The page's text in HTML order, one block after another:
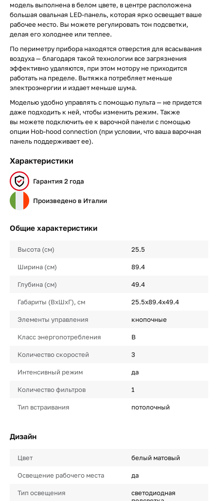
модель выполнена в белом цвете, в центре расположена
большая овальная LED-панель, которая ярко освещает ваше
рабочее место. Вы можете регулировать тон подсветки,
делая его холоднее или теплее.
По периметру прибора находятся отверстия для всасывания
воздуха — благодаря такой технологии все загрязнения
эффективно удаляются, при этом мотору не приходится
работать на пределе. Вытяжка потребляет меньше
электроэнергии и издает меньше шума.
Моделью удобно управлять с помощью пульта — не придется
даже подходить к ней, чтобы изменить режим. Также
вы можете подключить ее к варочной панели с помощью
опции Hob-hood connection (при условии, что ваша варочная
панель поддерживает ее).
Характеристики
Гарантия 2 года
Произведено в Италии
Общие характеристики
Высота (см) 25.5
Ширина (см) 89.4
Глубина (см) 49.4
Габариты (ВхШхГ), см 25.5х89.4х49.4
Элементы управления кнопочные
Класс энергопотребления B
Количество скоростей 3
Интенсивный режим да
Количество фильтров 1
Тип встраивания потолочный
Дизайн
Цвет белый матовый
Освещение рабочего места да
Тип освещения
светодиодная